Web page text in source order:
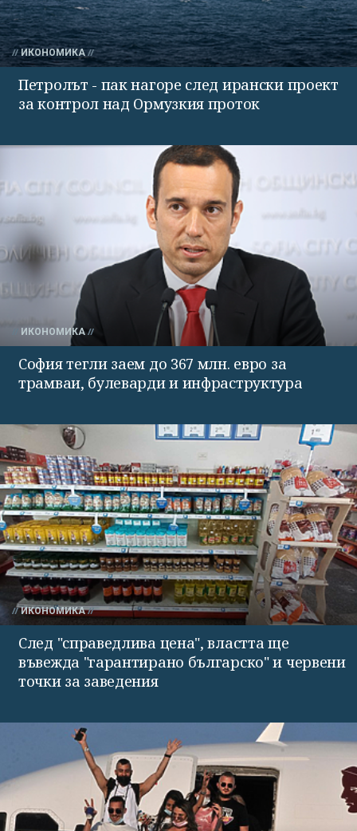
ИКОНОМИКА
Петролът - пак нагоре след ирански проект
за контрол над Ормузкия проток
ИКОНОМИКА
София тегли заем до 367 млн. евро за
трамваи, булеварди и инфраструктура
ИКОНОМИКА
След "справедлива цена", властта ще
въвежда "гарантирано българско" и червени
точки за заведения